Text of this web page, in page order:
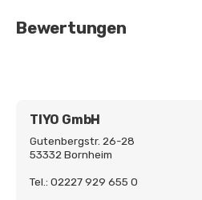
Bewertungen
TIYO GmbH
Gutenbergstr. 26-28
53332 Bornheim
Tel.: 02227 929 655 0